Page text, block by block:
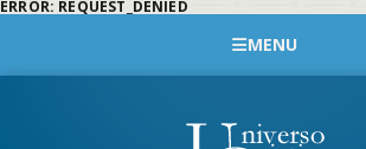
ERROR: REQUEST_DENIED
MENU